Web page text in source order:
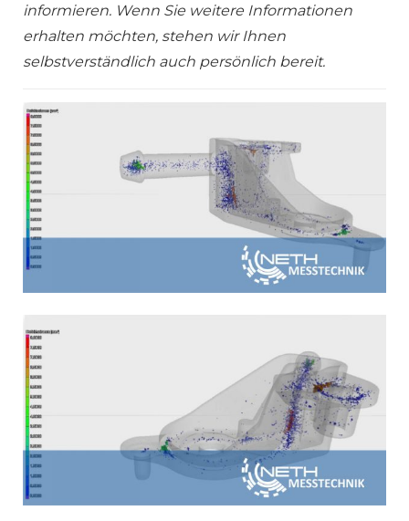
informieren. Wenn Sie weitere Informationen
erhalten möchten, stehen wir Ihnen
selbstverständlich auch persönlich bereit.